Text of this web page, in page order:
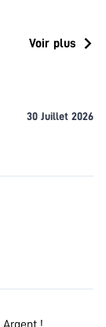
Voir plus
30 Juillet 2026